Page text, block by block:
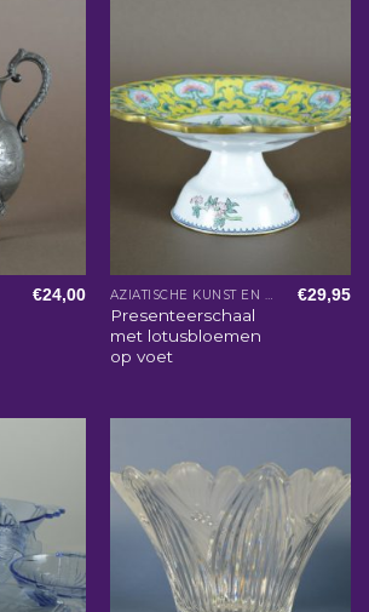
€24,00
Presenteerschaal
met lotusbloemen
op voet
€29,95